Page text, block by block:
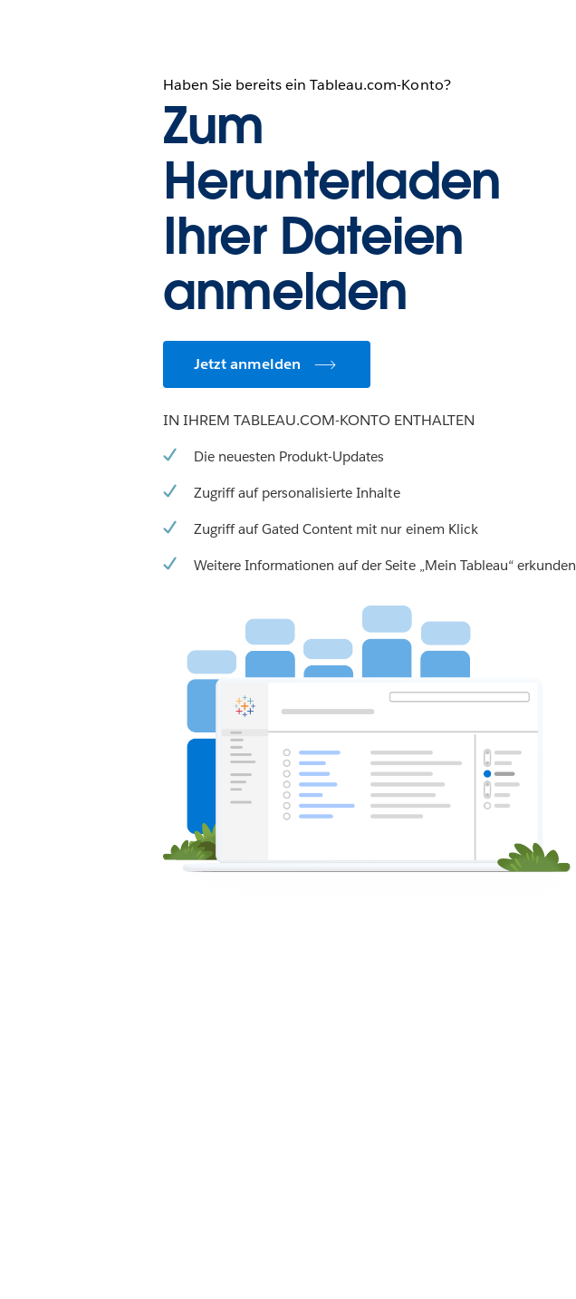
Haben Sie bereits ein Tableau.com-Konto?
Zum
Herunterladen
Ihrer Dateien
anmelden
Jetzt anmelden
IN IHREM TABLEAU.COM-KONTO ENTHALTEN
Die neuesten Produkt-Updates
Zugriff auf personalisierte Inhalte
Zugriff auf Gated Content mit nur einem Klick
Weitere Informationen auf der Seite „Mein Tableau“ erkunden